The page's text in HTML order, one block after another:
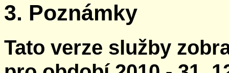
3. Poznámky
Tato verze služby